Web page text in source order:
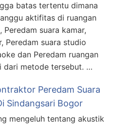
batas tertentu dimana
aktifitas di ruangan
suara kamar,
Peredam suara studio
dan Peredam ruangan
dari metode tersebut. …
Peredam Suara
Sindangsari Bogor
mengeluh tentang akustik